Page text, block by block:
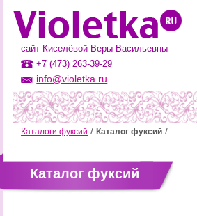
сайт Киселёвой Веры Васильевны
+7 (473) 263-39-29
info@violetka.ru
Каталоги фуксий Каталог фуксий
Каталог фуксий